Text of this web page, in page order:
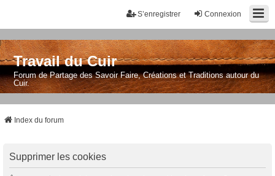
Connexion
S’enregistrer
Travail du Cuir
Forum de Partage des Savoir Faire, Créations et Traditions autour du
Cuir.
Index du forum
Supprimer les cookies